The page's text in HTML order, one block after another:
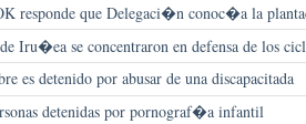
responde que Delegaci�n conoc�a la
Iru�ea se concentraron en defensa de los
es detenido por abusar de una discapacitada
detenidas por pornograf�a infantil